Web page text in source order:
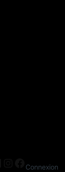
Instagram
Connexion